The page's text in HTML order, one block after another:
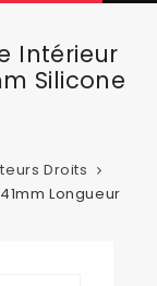
Intérieur
Silicone
Droits
Longueur